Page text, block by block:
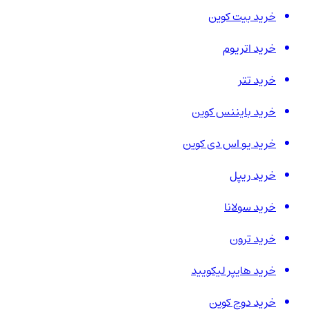
خرید بیت کوین
خرید اتریوم
خرید تتر
خرید بایننس کوین
خرید یو اس دی کوین
خرید ریپل
خرید سولانا
خرید ترون
خرید هایپر لیکویید
خرید دوج کوین